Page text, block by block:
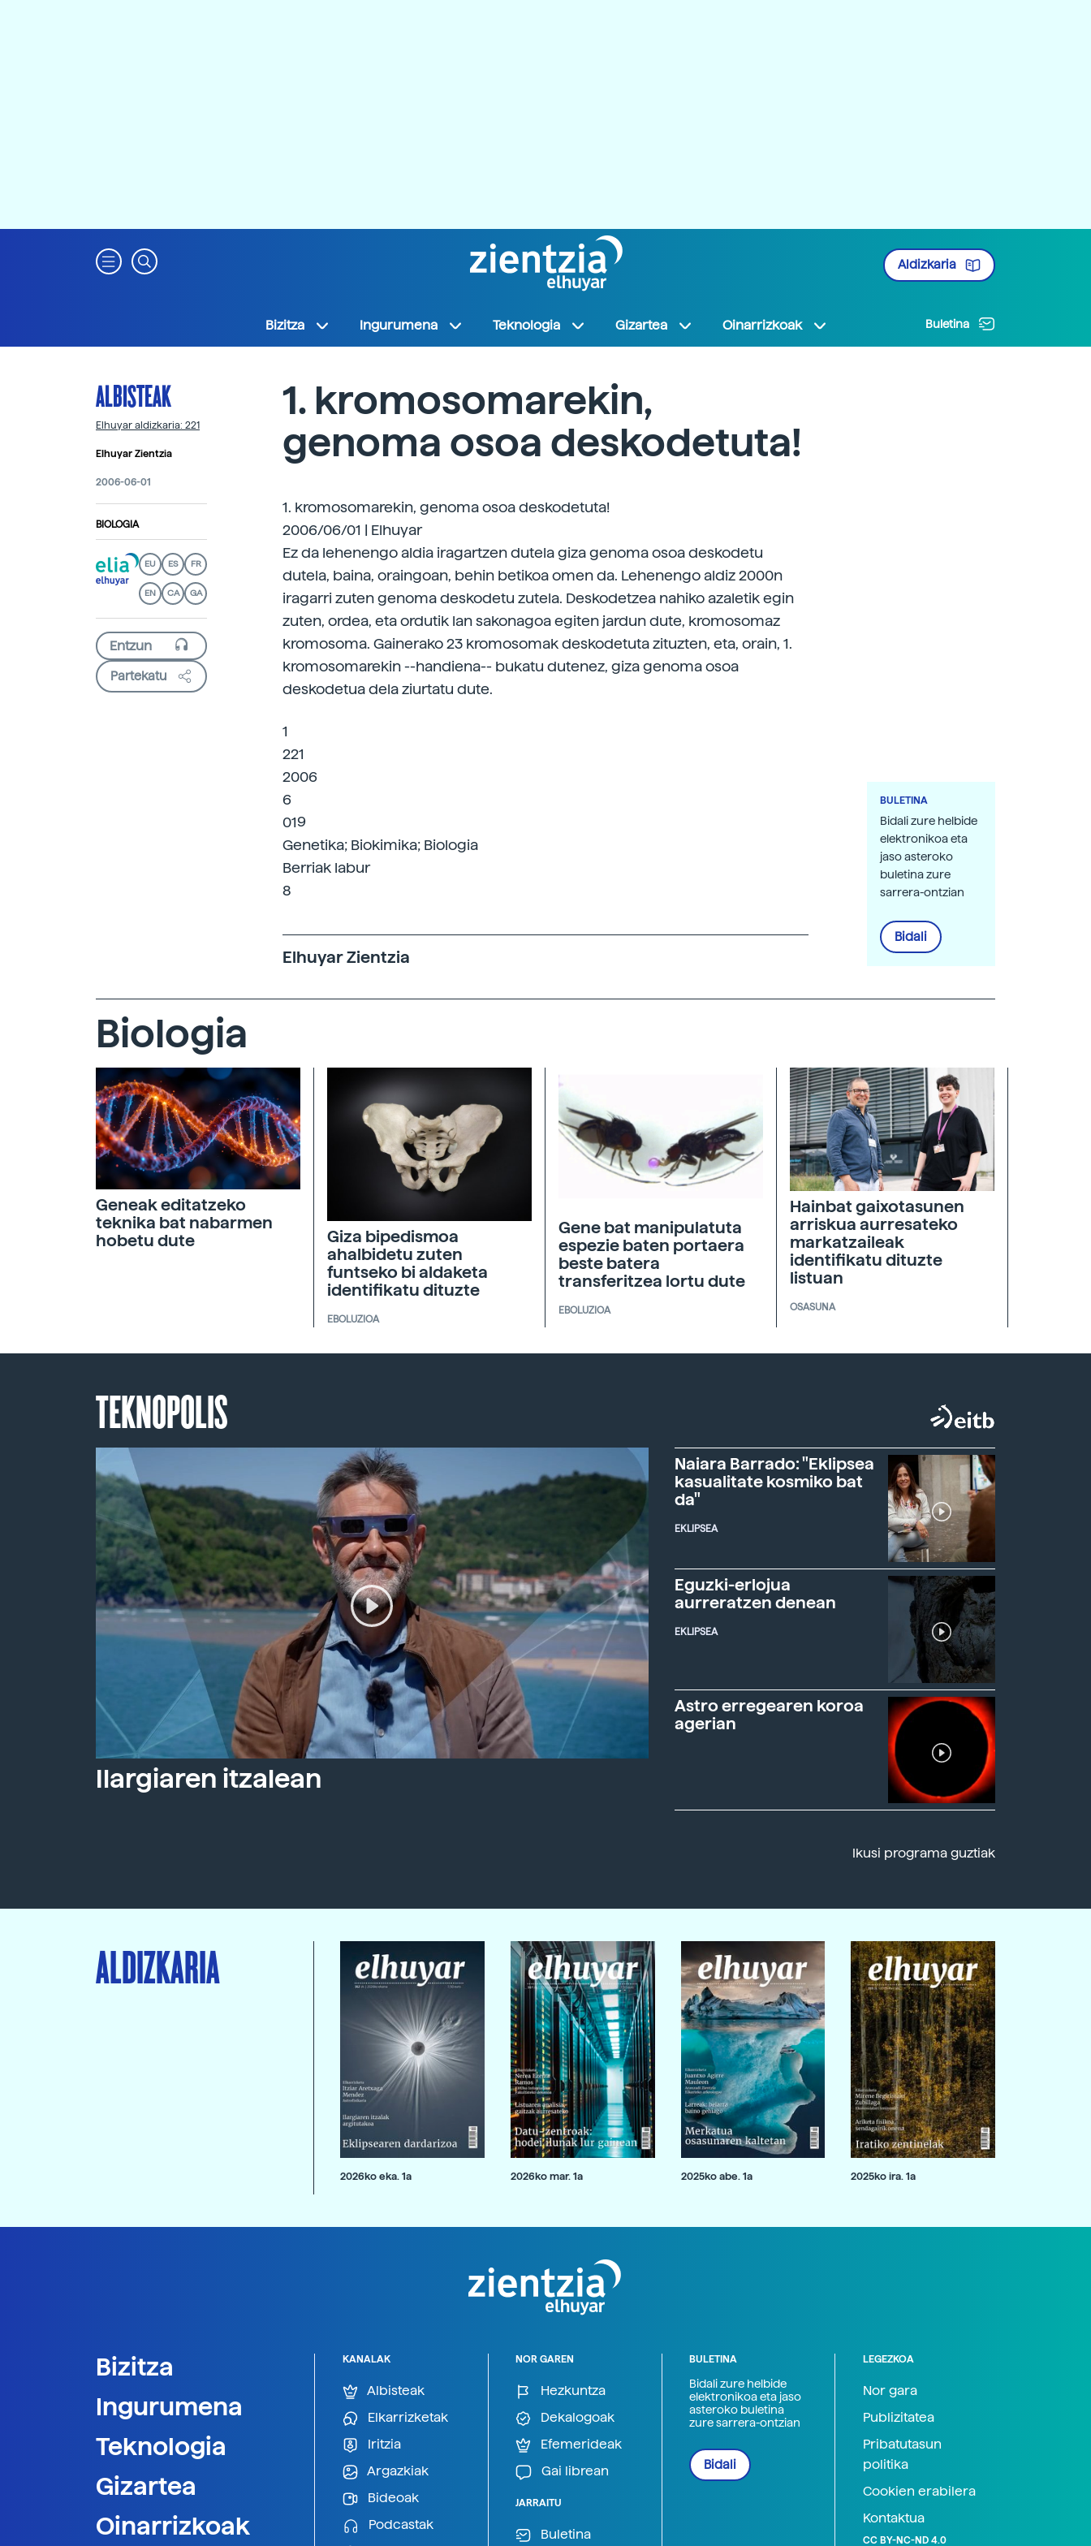
Aldizkaria
Bizitza Ingurumena Teknologia Gizartea Oinarrizkoak Buletina
ALBISTEAK
Elhuyar aldizkaria: 221
Elhuyar Zientzia
2006-06-01
BIOLOGIA
EU ES FR
EN CA GA
Partekatu
1. kromosomarekin,
genoma osoa deskodetuta!
1. kromosomarekin, genoma osoa deskodetuta!
2006/06/01 | Elhuyar
Ez da lehenengo aldia iragartzen dutela giza genoma osoa deskodetu
dutela, baina, oraingoan, behin betikoa omen da. Lehenengo aldiz 2000n
iragarri zuten genoma deskodetu zutela. Deskodetzea nahiko azaletik egin
zuten, ordea, eta ordutik lan sakonagoa egiten jardun dute, kromosomaz
kromosoma. Gainerako 23 kromosomak deskodetuta zituzten, eta, orain, 1.
kromosomarekin --handiena-- bukatu dutenez, giza genoma osoa
deskodetua dela ziurtatu dute.
1
221
2006
6
019
Genetika; Biokimika; Biologia
Berriak labur
8
Elhuyar Zientzia
BULETINA
Bidali zure helbide
elektronikoa eta
jaso asteroko
buletina zure
sarrera-ontzian
Bidali
Biologia
Geneak editatzeko
teknika bat nabarmen
hobetu dute
Giza bipedismoa
ahalbidetu zuten
funtseko bi aldaketa
identifikatu dituzte
EBOLUZIOA
Gene bat manipulatuta
espezie baten portaera
beste batera
transferitzea lortu dute
EBOLUZIOA
Hainbat gaixotasunen
arriskua aurresateko
markatzaileak
identifikatu dituzte
listuan
OSASUNA
TEKNOPOLIS
Ilargiaren itzalean
Naiara Barrado: "Eklipsea
kasualitate kosmiko bat
da"
EKLIPSEA
Eguzki-erlojua
aurreratzen denean
EKLIPSEA
Astro erregearen koroa
agerian
Ikusi programa guztiak
ALDIZKARIA
2026ko eka. 1a 2026ko mar. 1a 2025ko abe. 1a 2025ko ira. 1a
Bizitza
Ingurumena
Teknologia
Gizartea
Oinarrizkoak
KANALAK
Albisteak
Elkarrizketak
Iritzia
Argazkiak
Bideoak
Podcastak
NOR GAREN
Hezkuntza
Dekalogoak
Efemerideak
Gai librean
JARRAITU
Buletina
BULETINA
Bidali zure helbide
elektronikoa eta jaso
asteroko buletina
zure sarrera-ontzian
Bidali
LEGEZKOA
Nor gara
Publizitatea
Pribatutasun
politika
Cookien erabilera
Kontaktua
CC BY-NC-ND 4.0